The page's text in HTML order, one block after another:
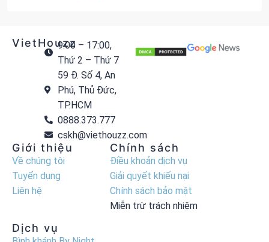
VietHouzz9:00 – 17:00,
Thứ 2 – Thứ 7
59 Đ. Số 4, An
Phú, Thủ Đức,
TP.HCM
0888.373.777
cskh@viethouzz.com
Giới thiệu
Về chúng tôi
Tuyển dụng
Liên hệ
Chính sách
Điều khoản dịch vụ
Giải quyết khiếu nại
Chính sách bảo mật
Miễn trừ trách nhiệm
Dịch vụ